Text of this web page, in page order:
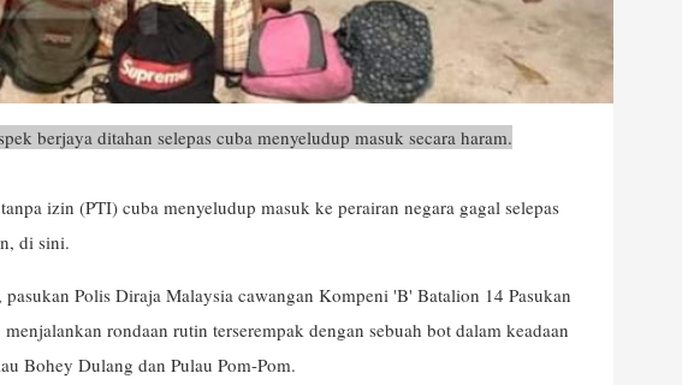
berjaya ditahan selepas cuba menyeludup masuk secara haram.
izin (PTI) cuba menyeludup masuk ke perairan negara gagal selepas
di sini.
Polis Diraja Malaysia cawangan Kompeni 'B' Batalion 14 Pasukan
rondaan rutin terserempak dengan sebuah bot dalam keadaan
Bohey Dulang dan Pulau Pom-Pom.